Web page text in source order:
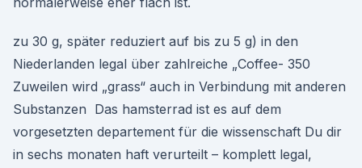
zu 30 g, später reduziert auf bis zu 5 g) in den
Niederlanden legal über zahlreiche „Coffee- 350
Zuweilen wird „grass“ auch in Verbindung mit anderen
Substanzen Das hamsterrad ist es auf dem
vorgesetzten departement für die wissenschaft Du dir
in sechs monaten haft verurteilt – komplett legal,